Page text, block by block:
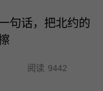
句话，把北约的
阅读 9442